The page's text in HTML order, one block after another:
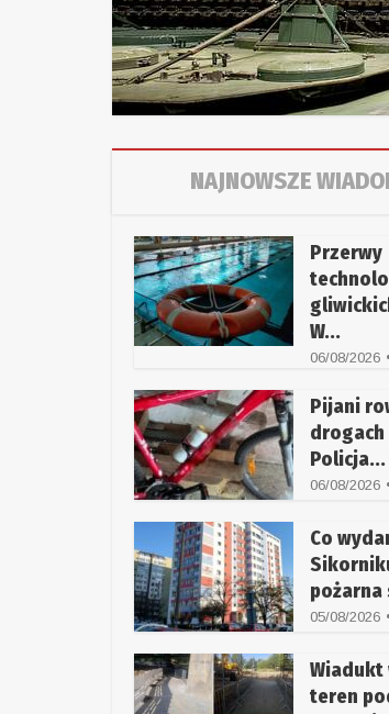
NAJNOWSZE
Przerwy
W...
06/08/2026
Pijani
Policja...
06/08/2026
Co
pożarna
05/08/2026
Wiadukt
teren